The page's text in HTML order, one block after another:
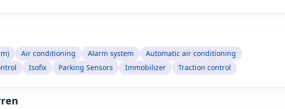
Air conditioning Alarm system
Automatic air conditioning
Isofix Parking Sensors Immobilizer Traction control